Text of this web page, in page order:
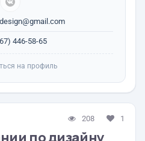
446-58-65
на профиль
208 1
по дизайну